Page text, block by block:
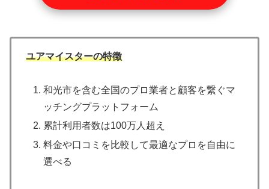
ユアマイスターの特徴
和光市を含む全国のプロ業者と顧客を繋ぐマ
ッチングプラットフォーム
累計利用者数は100万人超え
料金や口コミを比較して最適なプロを自由に
選べる